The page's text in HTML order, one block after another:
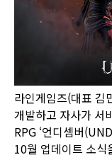
라인게임즈(대표 김
개발하고 자사가 서
RPG ‘언디셈버
10월 업데이트 소식